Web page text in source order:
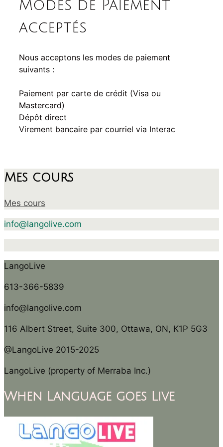
Modes de Paiement
acceptés
Nous acceptons les modes de paiement
suivants :
Paiement par carte de crédit (Visa ou
Mastercard)
Dépôt direct
Virement bancaire par courriel via Interac
Mes cours
Mes cours
info@langolive.com
LangoLive
613-366-5839
info@langolive.com
116 Albert Street, Suite 300, Ottawa, ON, K1P 5G3
@LangoLive 2015-2025
LangoLive (property of Merraba Inc.)
When Language goes Live